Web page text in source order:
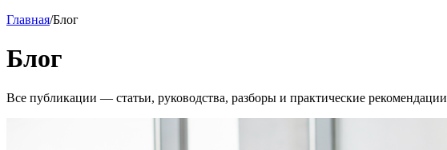
Главная/Блог
Блог
Все публикации — статьи, руководства, разборы и практические рекомендации